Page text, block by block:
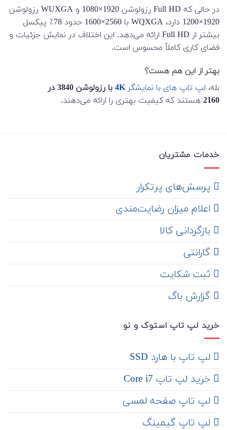
در حالی که Full HD رزولوشن 1920×1080 و WUXGA رزولوشن
1920×1200 دارد، WQXGA با 2560×1600 حدود 78٪ پیکسل
بیشتر از Full HD ارائه می‌دهد. این اختلاف در نمایش جزئیات و
فضای کاری کاملاً محسوس است.
بهتر از این هم هست؟
بله، لپ تاپ های با نمایشگر4K
با رزولوشن 3840 در
2160 هستند که کیفیت بهتری را ارائه می‌دهند.
خدمات مشتریان
‌ پرسش‌های پرتکرار
اعلام میزان رضایت‌مندی
‌ بازگردانی کالا
گارانتی
ثبت شکایت
‌ گزارش باگ
خرید لپ تاپ استوک و نو
لپ تاپ با هارد SSD
خرید لپ تاپ Core i7
لپ تاپ صفحه لمسی
لپ تاپ گیمینگ